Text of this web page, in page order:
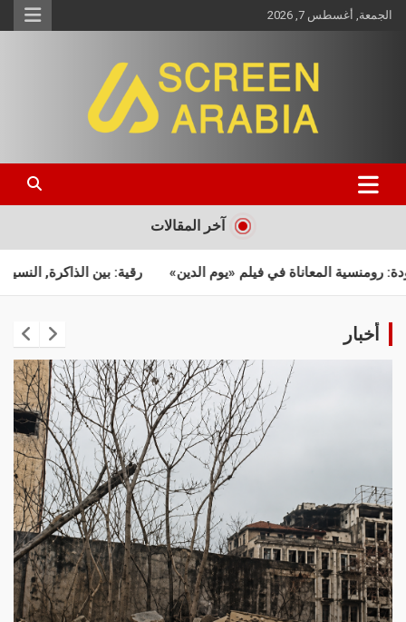
الجمعة, أغسطس 7, 2026
Screen Arabia
آخر المقالات
في فيلم «يوم الدين» رقية: بين الذاكرة, النسيان و صدمات الماضي
أخبار